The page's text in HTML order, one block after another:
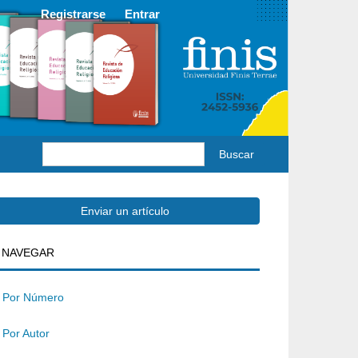
Registrarse Entrar
Buscar
un
artículo
Enviar un artículo
BUSQUEDA
NAVEGAR
Por Número
Por Autor